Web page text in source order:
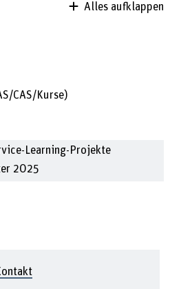
Alles aufklappen
CAS/Kurse)
Learning-Projekte
2025